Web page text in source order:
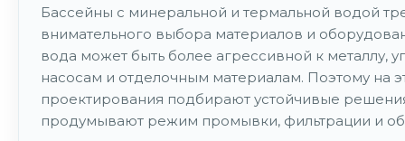
Бассейны с минеральной и термальной водой
внимательного выбора материалов и
вода может быть более агрессивной к металлу,
насосам и отделочным материалам. Поэтому на
проектирования подбирают устойчивые
продумывают режим промывки, фильтрации и